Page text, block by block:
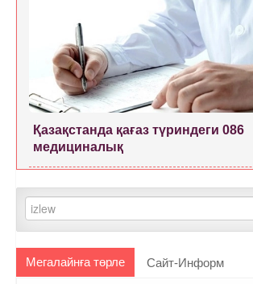
Қазақстанда қағаз түриндеги 086
медициналық
Мегалайнға төрле Сайт-Информ